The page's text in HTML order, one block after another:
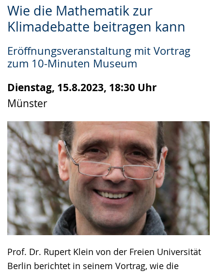
Wie die Mathematik zur
Klimadebatte beitragen kann
Eröffnungsveranstaltung mit Vortrag
zum 10-Minuten Museum
Dienstag, 15.8.2023, 18:30 Uhr
Münster
Prof. Dr. Rupert Klein von der Freien Universität
Berlin berichtet in seinem Vortrag, wie die
Leichten
Sprache
Audio-
Unterstützung.
Video
in
Gebärdensprache
wird
angezeigt.